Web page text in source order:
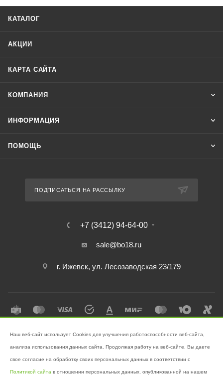
КАТАЛОГ
АКЦИИ
КАРТА САЙТА
КОМПАНИЯ
ИНФОРМАЦИЯ
ПОМОЩЬ
ПОДПИСАТЬСЯ НА РАССЫЛКУ
+7 (3412) 94-64-00
sale@bo18.ru
г. Ижевск, ул. Лесозаводская 23/179
поддержании чистоты!
Наш веб-сайт использует Cookies для улучшения работоспособности веб-сайта,
анализа использования данных сайта. Продолжая работу на веб-сайте, Вы даете
свое согласие на обработку своих персональных данных в соответствии с
Политикой сайта в отношении персональных данных, опубликованной на нашем